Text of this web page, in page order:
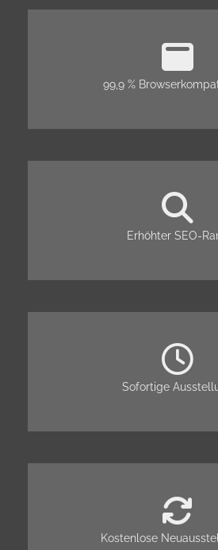
99,9 %
Erhöhter SEO-
Sofortige
Kostenlose